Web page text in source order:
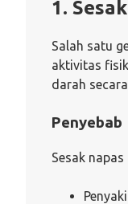
1.
Salah satu
aktivitas
darah
Penyebab
Sesak